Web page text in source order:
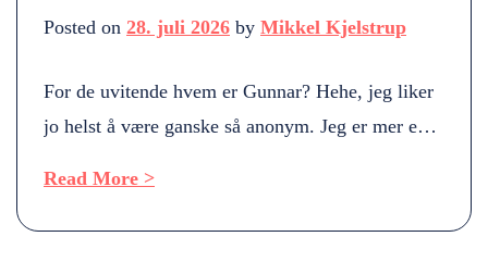
Posted on 28. juli 2026 by Mikkel Kjelstrup
For de uvitende hvem er Gunnar? Hehe, jeg liker
jo helst å være ganske så anonym. Jeg er mer en
For noen år siden ga du ut boka, Ikke
Read More >